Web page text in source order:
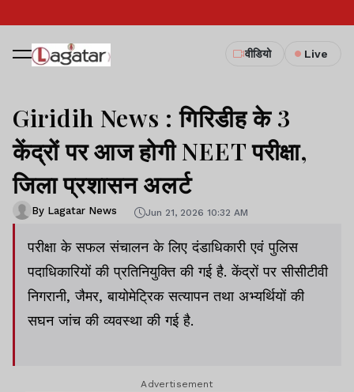
वीडियो Live
Giridih News : गिरिडीह के 3
केंद्रों पर आज होगी NEET परीक्षा,
जिला प्रशासन अलर्ट
By Lagatar News Jun 21, 2026 10:32 AM
परीक्षा के सफल संचालन के लिए दंडाधिकारी एवं पुलिस
पदाधिकारियों की प्रतिनियुक्ति की गई है. केंद्रों पर सीसीटीवी
निगरानी, जैमर, बायोमेट्रिक सत्यापन तथा अभ्यर्थियों की
सघन जांच की व्यवस्था की गई है.
Advertisement